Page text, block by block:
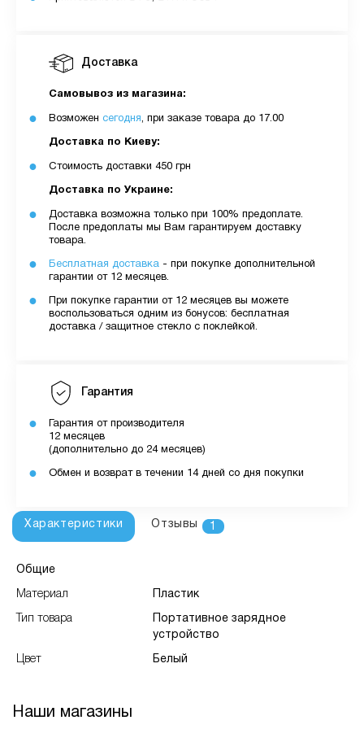
Доставка
Самовывоз из магазина:
Возможен сегодня, при заказе товара до 17.00
Доставка по Киеву:
Стоимость доставки 450 грн
Доставка по Украине:
Доставка возможна только при 100% предоплате.
После предоплаты мы Вам гарантируем доставку
товара.
Бесплатная доставка - при покупке дополнительной
гарантии от 12 месяцев.
При покупке гарантии от 12 месяцев вы можете
воспользоваться одним из бонусов: бесплатная
доставка / защитное стекло с поклейкой.
Гарантия
Гарантия от производителя
12 месяцев
(дополнительно до 24 месяцев)
Обмен и возврат в течении 14 дней со дня покупки
Характеристики Отзывы 1
Общие
Материал Пластик
Тип товара
Портативное зарядное
устройство
Цвет Белый
Наши магазины